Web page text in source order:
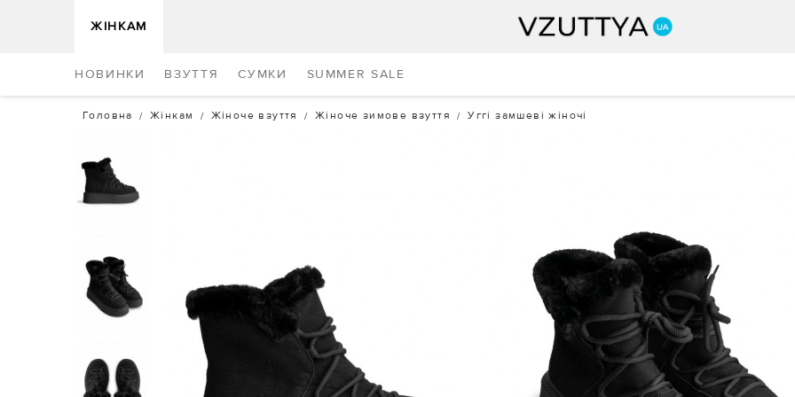
ЖІНКАМ
НОВИНКИ ВЗУТТЯ СУМКИ SUMMER SALE
Головна Жінкам Жіноче взуття Жіноче зимове взуття Уггі замшеві жіночі